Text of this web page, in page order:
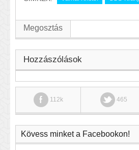
Megosztás
Hozzászólások
112k 465
Kövess minket a Facebookon!